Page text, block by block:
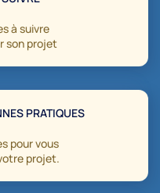
à suivre
son projet
PRATIQUES
pour vous
projet.